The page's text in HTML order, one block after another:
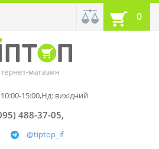
0
15:00,Нд: вихідний
488-37-05
@tiptop_if